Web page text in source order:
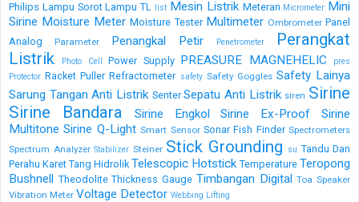
Philips Lampu Sorot Lampu TL list Mesin Listrik Meteran Micrometer Mini
Sirine Moisture Meter Moisture Tester Multimeter Ombrometer Panel
Analog
Parameter Penangkal Petir Penetrometer
Perangkat
Listrik
Photo Cell Power Supply PREASURE MAGNEHELIC
pres
Protector Racket Puller Refractometer safety Safety Goggles Safety Lainya
Sarung Tangan Anti Listrik Senter Sepatu Anti Listrik siren Sirine
Sirine Bandara
Sirine Engkol Sirine Ex-Proof
Sirine
Multitone Sirine Q-Light Smart Sensor Sonar Fish Finder Spectrometers
Spectrum Analyzer Stabilizer Steiner Stick Grounding su Tandu Dan
Perahu Karet Tang Hidrolik Telescopic Hotstick Temperature Teropong
Bushnell Theodolite Thickness Gauge Timbangan Digital Toa Speaker
Vibration Meter Voltage Detector Webbing Lifting